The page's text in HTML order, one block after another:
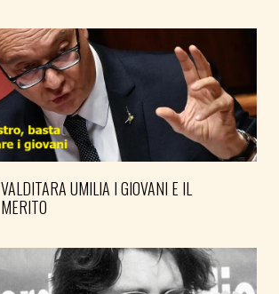
VALDITARA UMILIA I GIOVANI E IL
MERITO